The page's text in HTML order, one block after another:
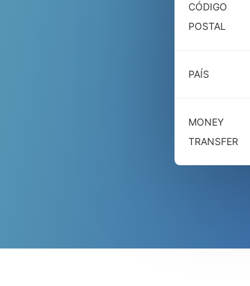
CÓDIGO
POSTAL
PAÍS
MONEY
TRANSFER